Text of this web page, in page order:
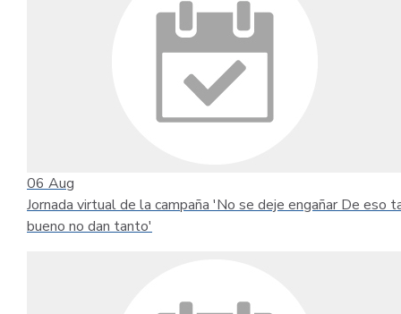
06 Aug
Jornada virtual de la campaña 'No se deje engañar De eso
bueno no dan tanto'